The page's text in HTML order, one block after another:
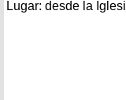
Lugar: desde la